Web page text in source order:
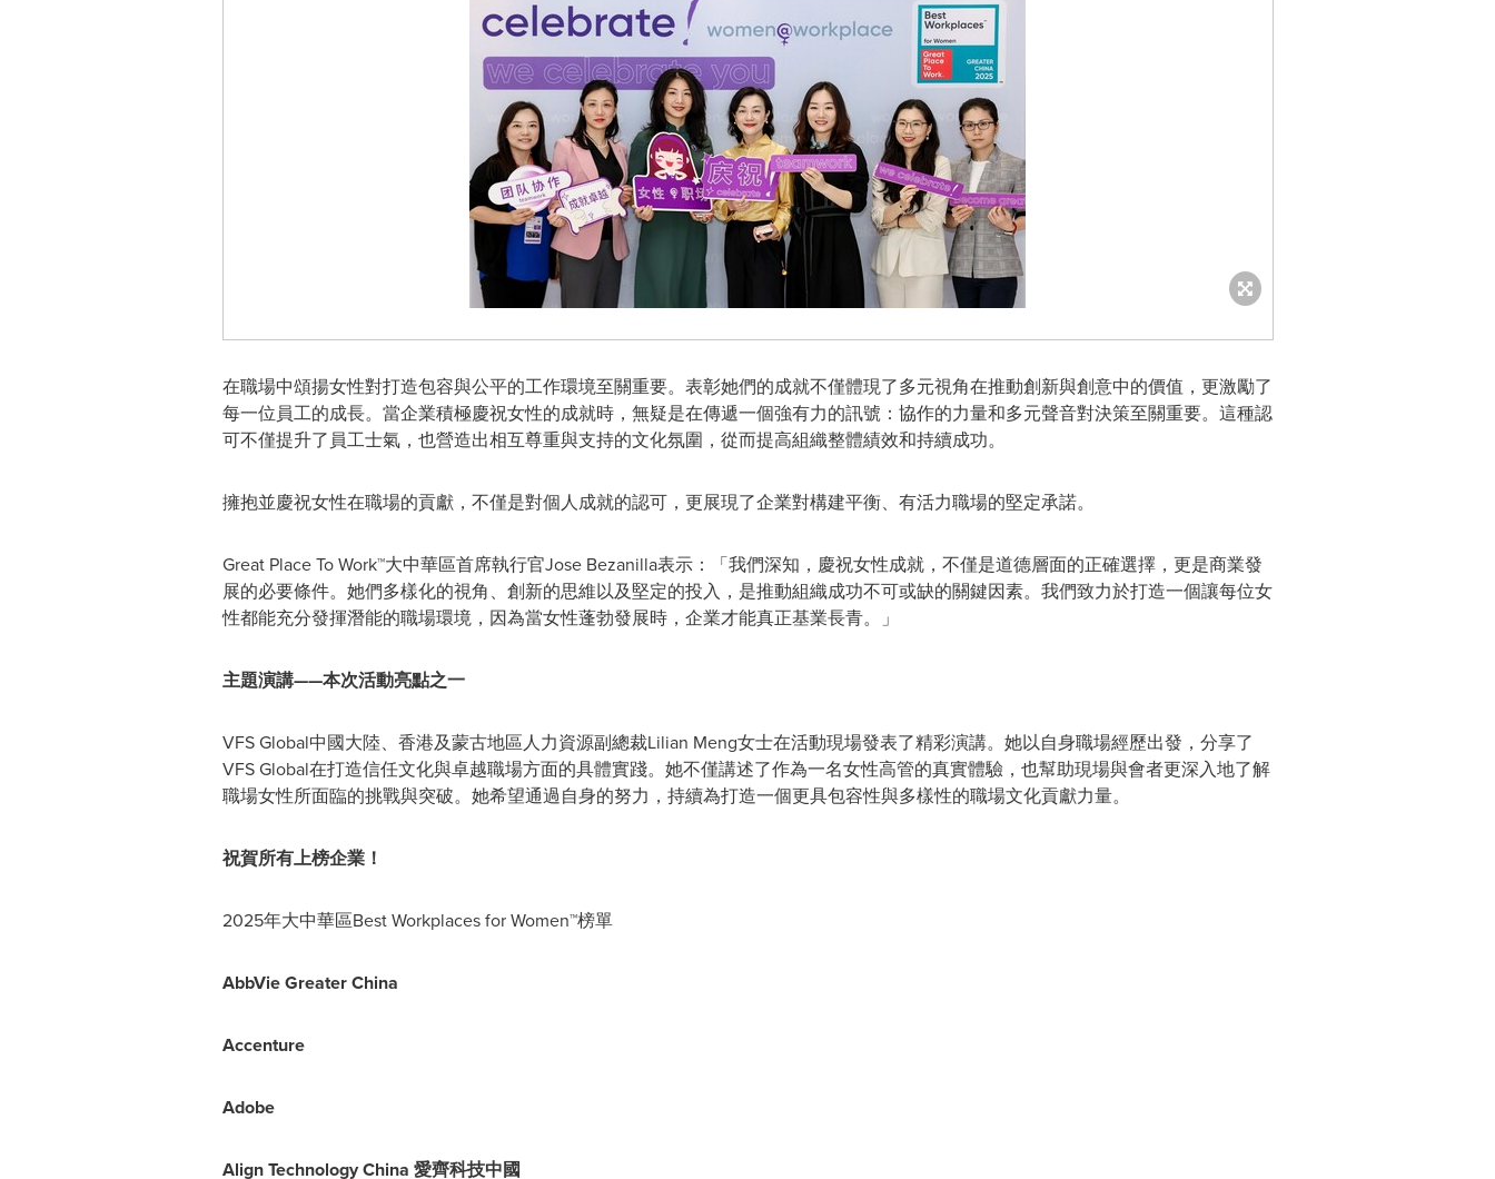
在職場中頌揚女性對打造包容與公平的工作環境至關重要。表彰她們的成就不僅體現了多元視角在推動創新與創意中的價值，更激勵了
每一位員工的成長。當企業積極慶祝女性的成就時，無疑是在傳遞一個強有力的訊號：協作的力量和多元聲音對決策至關重要。這種認
可不僅提升了員工士氣，也營造出相互尊重與支持的文化氛圍，從而提高組織整體績效和持續成功。
擁抱並慶祝女性在職場的貢獻，不僅是對個人成就的認可，更展現了企業對構建平衡、有活力職場的堅定承諾。
Great Place To Work™大中華區首席執行官Jose Bezanilla表示：「我們深知，慶祝女性成就，不僅是道德層面的正確選擇，更是商業發
展的必要條件。她們多樣化的視角、創新的思維以及堅定的投入，是推動組織成功不可或缺的關鍵因素。我們致力於打造一個讓每位女
性都能充分發揮潛能的職場環境，因為當女性蓬勃發展時，企業才能真正基業長青。」
主題演講——本次活動亮點之一
VFS Global中國大陸、香港及蒙古地區人力資源副總裁Lilian Meng女士在活動現場發表了精彩演講。她以自身職場經歷出發，分享了
VFS Global在打造信任文化與卓越職場方面的具體實踐。她不僅講述了作為一名女性高管的真實體驗，也幫助現場與會者更深入地了解
職場女性所面臨的挑戰與突破。她希望通過自身的努力，持續為打造一個更具包容性與多樣性的職場文化貢獻力量。
祝賀所有上榜企業！
2025年大中華區Best Workplaces for Women™榜單
AbbVie Greater China
Accenture
Adobe
Align Technology China 愛齊科技中國